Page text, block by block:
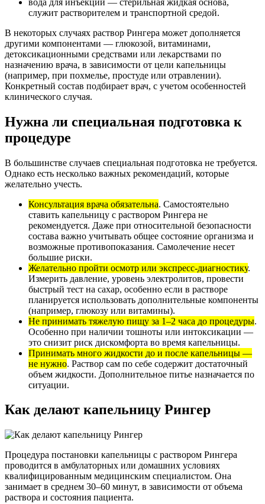
служит растворителем и транспортной средой.
В некоторых случаях раствор Рингера может дополняется
другими компонентами — глюкозой, витаминами,
детоксикационными средствами или лекарствами по
назначению врача, в зависимости от цели капельницы
(например, при похмелье, простуде или отравлении).
Конкретный состав подбирает врач, с учетом особенностей
клинического случая.
Нужна ли специальная подготовка к
процедуре
В большинстве случаев специальная подготовка не требуется.
Однако есть несколько важных рекомендаций, которые
желательно учесть.
Консультация врача обязательна. Самостоятельно
ставить капельницу с раствором Рингера не
рекомендуется. Даже при относительной безопасности
состава важно учитывать общее состояние организма и
возможные противопоказания. Самолечение несет
большие риски.
Желательно пройти осмотр или экспресс-диагностику.
Измерить давление, уровень электролитов, провести
быстрый тест на сахар, особенно если в растворе
планируется использовать дополнительные компоненты
(например, глюкозу или витамины).
Не принимать тяжелую пищу за 1–2 часа до процедуры.
Особенно при наличии тошноты или интоксикации —
это снизит риск дискомфорта во время капельницы.
Принимать много жидкости до и после капельницы —
не нужно. Раствор сам по себе содержит достаточный
объем жидкости. Дополнительное питье назначается по
ситуации.
Как делают капельницу Рингер
Процедура постановки капельницы с раствором Рингера
проводится в амбулаторных или домашних условиях
квалифицированным медицинским специалистом. Она
занимает в среднем 30–60 минут, в зависимости от объема
раствора и состояния пациента.